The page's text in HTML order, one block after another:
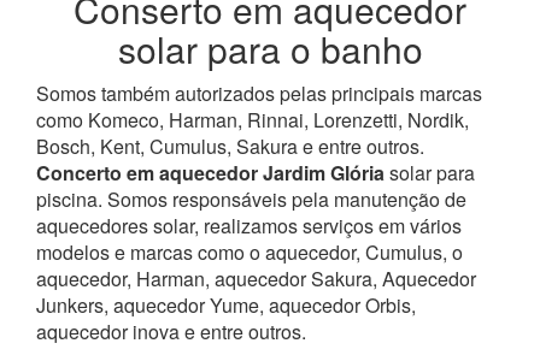
solar para o banho
Somos também autorizados pelas principais marcas
como Komeco, Harman, Rinnai, Lorenzetti, Nordik,
Bosch, Kent, Cumulus, Sakura e entre outros.
Concerto em aquecedor Jardim Glóriasolar para
piscina. Somos responsáveis pela manutenção de
aquecedores solar, realizamos serviços em vários
modelos e marcas como o aquecedor, Cumulus, o
aquecedor, Harman, aquecedor Sakura, Aquecedor
Junkers, aquecedor Yume, aquecedor Orbis,
aquecedor inova e entre outros.